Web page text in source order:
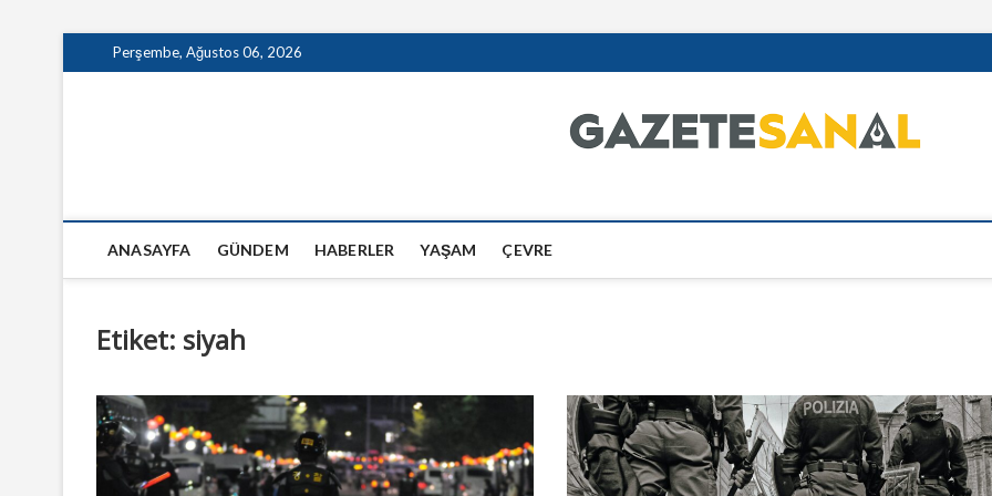
to
Perşembe, Ağustos 06, 2026
ANASAYFA GÜNDEM HABERLER YAŞAM ÇEVRE
Etiket: siyah